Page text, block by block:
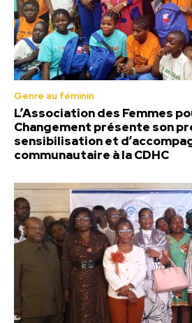
Genre au féminin
L’Association des Femmes
Changement présente son
sensibilisation et
communautaire à la CDHC